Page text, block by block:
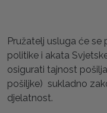
Pružatelj usluga će
politike i akata
osigurati tajnost
pošiljke) sukladno
djelatnost.